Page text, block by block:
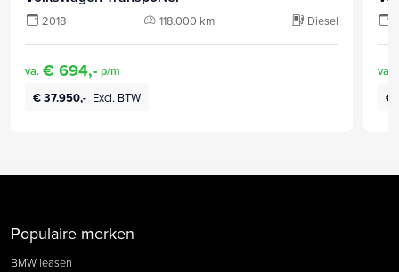
2018 118.000 km Diesel
va. € 694,- p/m
€ 37.950,- Excl. BTW
va.
€
Populaire merken
BMW leasen